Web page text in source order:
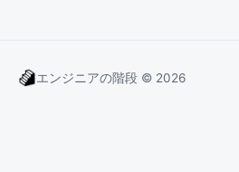
エンジニアの階段 © 2026